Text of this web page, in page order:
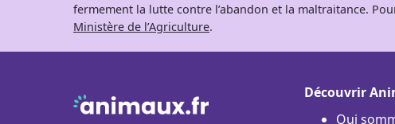
fermement la lutte contre l’abandon et la maltraitance.
Ministère de l’Agriculture.
Découvrir
Qui